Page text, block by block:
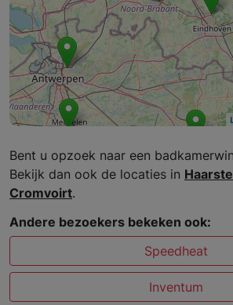
Bent u opzoek naar een
Bekijk dan ook de locaties in
Cromvoirt.
Andere bezoekers bekeken ook:
Speedheat
Inventum